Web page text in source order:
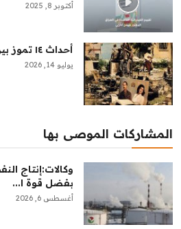
أكتوبر 8, 2025
أحداث ١٤ تموز بين الانقلاب والثورة
يوليو 14, 2026
المشاركات الموصى بها
وكالات:‏إنتاج
بفضل قوة ا...
أغسطس 6, 2026